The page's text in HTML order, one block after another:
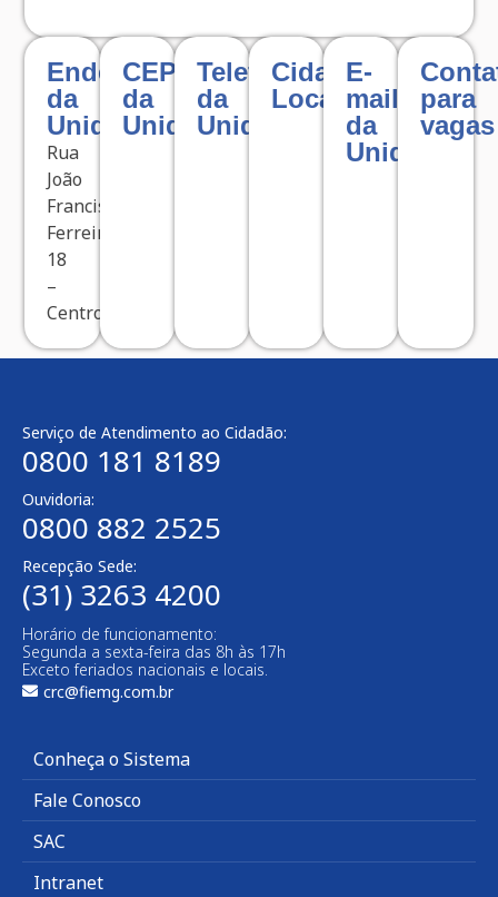
Endereço
da
Unidade
Rua
João
Francisco
Ferreira,
18
–
Centro
CEP
da
Unidade
Telefone
da
Unidade
Cidade
Localizada
E-
mail
da
Unidade
para
vagas
Serviço de Atendimento ao Cidadão:
0800 181 8189
Ouvidoria:
0800 882 2525​
Recepção Sede:
(31) 3263 4200
Horário de funcionamento:
Segunda a sexta-feira das 8h às 17h
Exceto feriados nacionais e locais.
crc@fiemg.com.br
Conheça o Sistema
Fale Conosco
SAC
Intranet